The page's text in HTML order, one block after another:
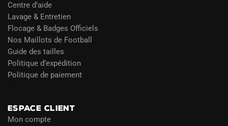
Centre d’aide
Lavage & Entretien
Flocage & Badges Officiels
Nos Maillots de Football
Guide des tailles
Politique d’expédition
Politique de paiement
ESPACE CLIENT
Mon compte